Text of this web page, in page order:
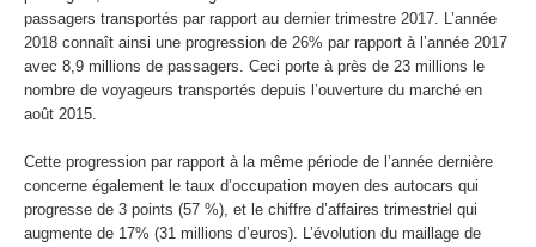
passagers transportés par rapport au dernier trimestre 2017. L’année
2018 connaît ainsi une progression de 26% par rapport à l’année 2017
avec 8,9 millions de passagers. Ceci porte à près de 23 millions le
nombre de voyageurs transportés depuis l’ouverture du marché en
août 2015.
Cette progression par rapport à la même période de l’année dernière
concerne également le taux d’occupation moyen des autocars qui
progresse de 3 points (57 %), et le chiffre d’affaires trimestriel qui
augmente de 17% (31 millions d’euros). L’évolution du maillage de